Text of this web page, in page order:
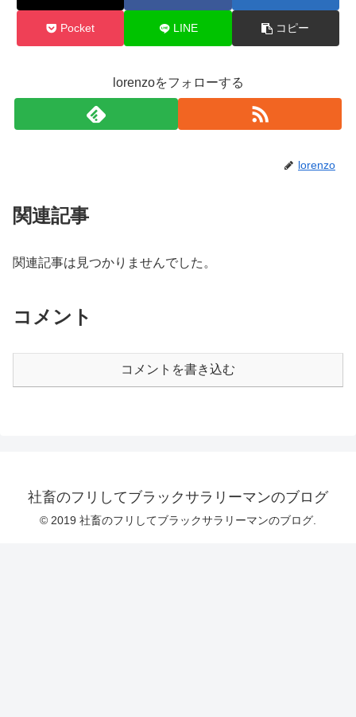
Pocket LINE コピー
lorenzoをフォローする
lorenzo
関連記事
関連記事は見つかりませんでした。
コメント
コメントを書き込む
社畜のフリしてブラックサラリーマンのブログ
© 2019 社畜のフリしてブラックサラリーマンのブログ.